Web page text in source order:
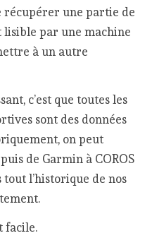
récupérer une partie de
lisible par une machine
à un autre
c’est que toutes les
sont des données
on peut
de Garmin à COROS
l’historique de nos
facile.